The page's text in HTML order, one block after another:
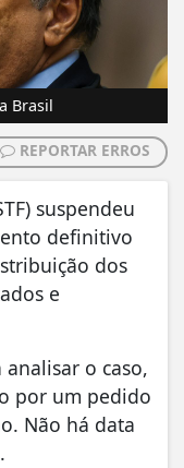
Brasil
REPORTAR ERROS
suspendeu
definitivo
dos
e
o caso,
por um pedido
Não há data